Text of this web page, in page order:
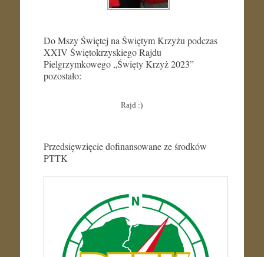
Do Mszy Świętej na Świętym Krzyżu podczas
XXIV Świętokrzyskiego Rajdu
Pielgrzymkowego „Święty Krzyż 2023”
pozostało:
Rajd :)
Przedsięwzięcie dofinansowane ze środków
PTTK